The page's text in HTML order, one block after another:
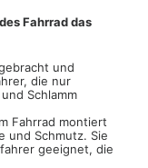
Fahrrad das
und
die nur
Schlamm
Fahrrad montiert
und Schmutz. Sie
geeignet, die